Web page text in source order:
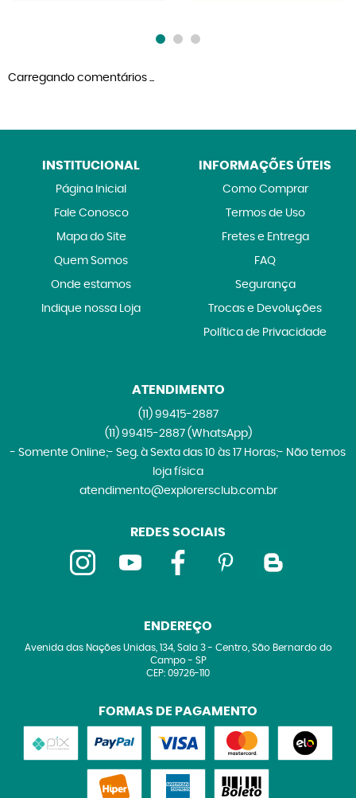
Carregando comentários ...
INSTITUCIONAL
Página Inicial
Fale Conosco
Mapa do Site
Quem Somos
Onde estamos
Indique nossa Loja
INFORMAÇÕES ÚTEIS
Como Comprar
Termos de Uso
Fretes e Entrega
FAQ
Segurança
Trocas e Devoluções
Política de Privacidade
ATENDIMENTO
(11)99415-2887
(11)99415-2887 (WhatsApp)
- Somente Online;- Seg. à Sexta das 10 às 17 Horas;- Não temos
loja física
atendimento@explorersclub.com.br
REDES SOCIAIS
ENDEREÇO
Avenida das Nações Unidas, 134, Sala 3- Centro, São Bernardo do
Campo- SP
CEP: 09726-110
FORMAS DE PAGAMENTO